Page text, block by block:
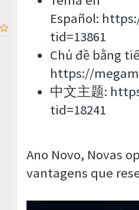
Español:
tid=13861
Chủ đề bằng
https://
中文主题:
tid=18241
Ano Novo, Novas
vantagens que